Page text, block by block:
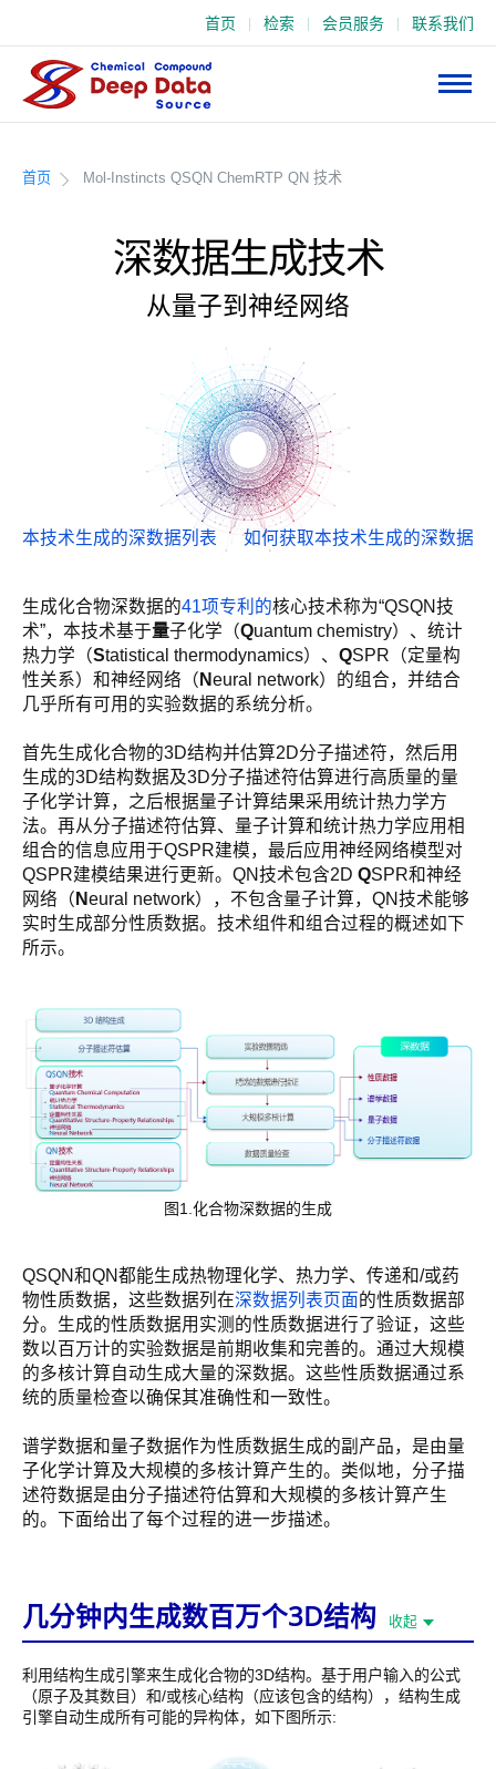
首页 检索 会员服务 联系我们
首页 Mol-Instincts QSQN ChemRTP QN 技术
深数据生成技术
从量子到神经网络
本技术生成的深数据列表 如何获取本技术生成的深数据
生成化合物深数据的41项专利的核心技术称为“QSQN技
术”，本技术基于量子化学（Quantum chemistry）、统计
热力学（Statistical thermodynamics）、 QSPR（定量构
性关系）和神经网络（ Neural network）的组合，并结合
几乎所有可用的实验数据的系统分析。
首先生成化合物的3D结构并估算2D分子描述符，然后用
生成的3D结构数据及3D分子描述符估算进行高质量的量
子化学计算，之后根据量子计算结果采用统计热力学方
法。再从分子描述符估算、量子计算和统计热力学应用相
组合的信息应用于QSPR建模，最后应用神经网络模型对
QSPR建模结果进行更新。QN技术包含2D QSPR和神经
网络（ Neural network），不包含量子计算，QN技术能够
实时生成部分性质数据。技术组件和组合过程的概述如下
所示。
图1.化合物深数据的生成
QSQN和QN都能生成热物理化学、热力学、传递和/或药
物性质数据，这些数据列在深数据列表页面的性质数据部
分。生成的性质数据用实测的性质数据进行了验证，这些
数以百万计的实验数据是前期收集和完善的。通过大规模
的多核计算自动生成大量的深数据。这些性质数据通过系
统的质量检查以确保其准确性和一致性。
谱学数据和量子数据作为性质数据生成的副产品，是由量
子化学计算及大规模的多核计算产生的。类似地，分子描
述符数据是由分子描述符估算和大规模的多核计算产生
的。下面给出了每个过程的进一步描述。
几分钟内生成数百万个3D结构 收起
利用结构生成引擎来生成化合物的3D结构。基于用户输入的公式
（原子及其数目）和/或核心结构（应该包含的结构），结构生成
引擎自动生成所有可能的异构体，如下图所示: